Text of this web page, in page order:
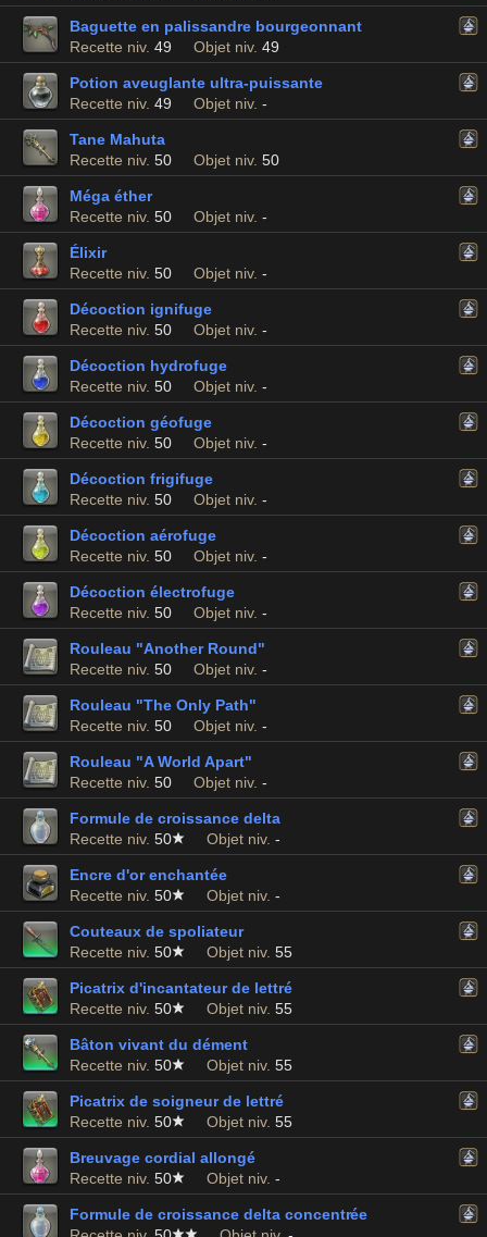
Baguette en palissandre bourgeonnant
Recette niv. 49 Objet niv. 49
Potion aveuglante ultra-puissante
Recette niv. 49 Objet niv. -
Tane Mahuta
Recette niv. 50 Objet niv. 50
Méga éther
Recette niv. 50 Objet niv. -
Élixir
Recette niv. 50 Objet niv. -
Décoction ignifuge
Recette niv. 50 Objet niv. -
Décoction hydrofuge
Recette niv. 50 Objet niv. -
Décoction géofuge
Recette niv. 50 Objet niv. -
Décoction frigifuge
Recette niv. 50 Objet niv. -
Décoction aérofuge
Recette niv. 50 Objet niv. -
Décoction électrofuge
Recette niv. 50 Objet niv. -
Rouleau "Another Round"
Recette niv. 50 Objet niv. -
Rouleau "The Only Path"
Recette niv. 50 Objet niv. -
Rouleau "A World Apart"
Recette niv. 50 Objet niv. -
Formule de croissance delta
Recette niv. 50 Objet niv. -
Encre d'or enchantée
Recette niv. 50 Objet niv. -
Couteaux de spoliateur
Recette niv. 50 Objet niv. 55
Picatrix d'incantateur de lettré
Recette niv. 50 Objet niv. 55
Bâton vivant du dément
Recette niv. 50 Objet niv. 55
Picatrix de soigneur de lettré
Recette niv. 50 Objet niv. 55
Breuvage cordial allongé
Recette niv. 50 Objet niv. -
Formule de croissance delta concentrée